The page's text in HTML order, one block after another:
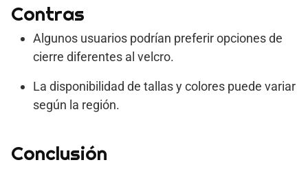
Contras
Algunos usuarios podrían preferir opciones de
cierre diferentes al velcro.
La disponibilidad de tallas y colores puede variar
según la región.
Conclusión